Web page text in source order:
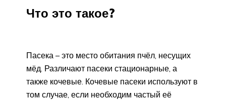
Что это такое?
Пасека – это место обитания пчёл, несущих
мёд. Различают пасеки стационарные, а
также кочевые. Кочевые пасеки используют в
том случае, если необходим частый её